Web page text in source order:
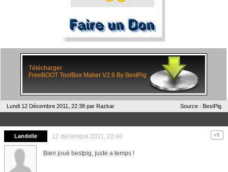
Télécharger
FreeBOOT ToolBox Maker V2.9 By BestPig
Lundi 12 Décembre 2011, 22:38 par Razkar Source : BestPig
Landelle 12 décembre 2011, 22:40
Bien joué bestpig, juste a temps !